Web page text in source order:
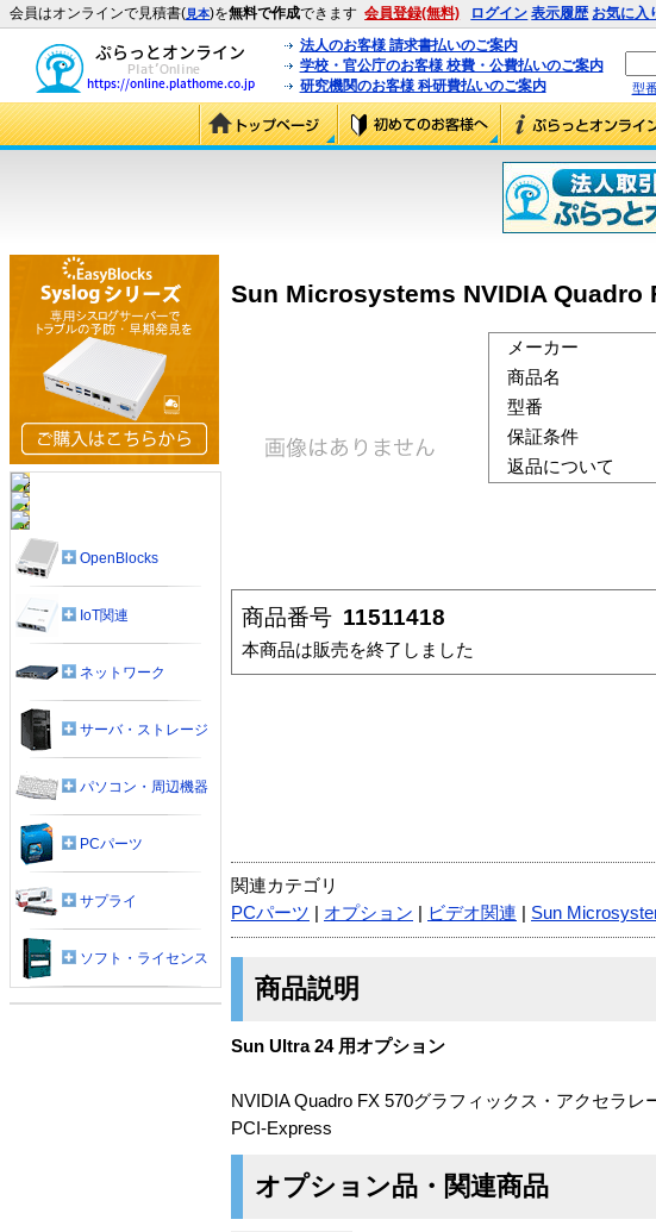
会員はオンラインで見積書(見本)を無料で作成できます 会員登録(無料) ログイン 表示履歴 お気に入
法人のお客様 請求書払いのご案内
学校・官公庁のお客様 校費・公費払いのご案内
研究機関のお客様 科研費払いのご案内
型
Sun Microsystems NVIDIA Quadro
メーカー
商品名
型番
保証条件
返品について
商品番号 11511418
本商品は販売を終了しました
関連カテゴリ
PCパーツ
オプション ビデオ関連 Sun
商品説明
Sun Ultra 24 用オプション
NVIDIA Quadro FX 570グラフィックス・アクセラレ
PCI-Express
オプション品・関連商品
OpenBlocks
IoT関連
ネットワーク
サーバ・ストレージ
パソコン・周辺機器
PCパーツ
サプライ
ソフト・ライセンス